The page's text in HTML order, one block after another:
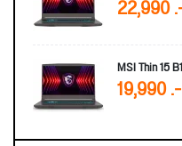
22,990
MSI Thin 15
19,990 .-